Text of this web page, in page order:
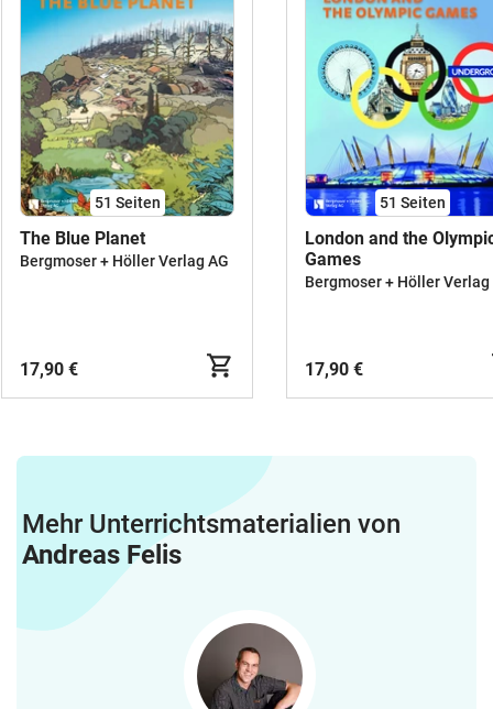
51 Seiten
The Blue Planet
Bergmoser + Höller Verlag AG
17,90 €
51 Seiten
London and the
Games
Bergmoser + Höller Verlag
17,90 €
Mehr Unterrichtsmaterialien von
Andreas Felis